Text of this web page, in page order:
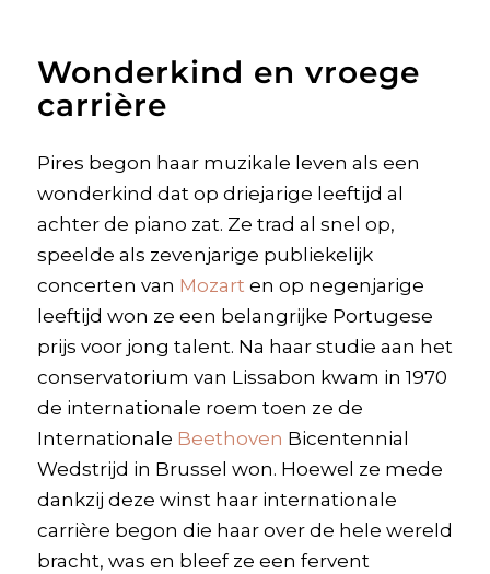
Wonderkind en vroege
carrière
Pires begon haar muzikale leven als een
wonderkind dat op driejarige leeftijd al
achter de piano zat. Ze trad al snel op,
speelde als zevenjarige publiekelijk
concerten van Mozart en op negenjarige
leeftijd won ze een belangrijke Portugese
prijs voor jong talent. Na haar studie aan het
conservatorium van Lissabon kwam in 1970
de internationale roem toen ze de
Internationale Beethoven Bicentennial
Wedstrijd in Brussel won. Hoewel ze mede
dankzij deze winst haar internationale
carrière begon die haar over de hele wereld
bracht, was en bleef ze een fervent